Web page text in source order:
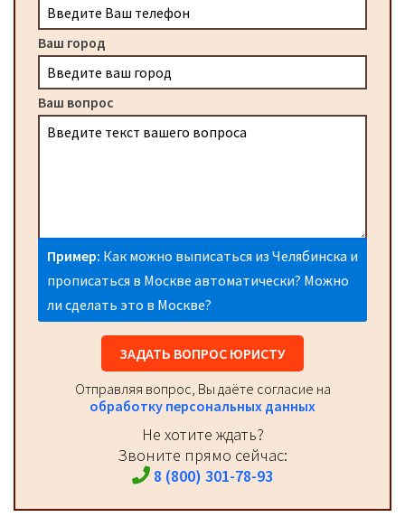
Ваш город
Ваш вопрос
Пример: Как можно выписаться из Челябинска и
прописаться в Москве автоматически? Можно
ли сделать это в Москве?
ЗАДАТЬ ВОПРОС ЮРИСТУ
Отправляя вопрос, Вы даёте согласие на
обработку персональных данных
Не хотите ждать?
Звоните прямо сейчас:
8 (800) 301-78-93